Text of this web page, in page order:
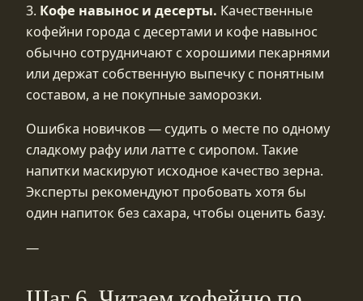
3. Кофе навынос и десерты. Качественные
кофейни города с десертами и кофе навынос
обычно сотрудничают с хорошими пекарнями
или держат собственную выпечку с понятным
составом, а не покупные заморозки.
Ошибка новичков — судить о месте по одному
сладкому рафу или латте с сиропом. Такие
напитки маскируют исходное качество зерна.
Эксперты рекомендуют пробовать хотя бы
один напиток без сахара, чтобы оценить базу.
—